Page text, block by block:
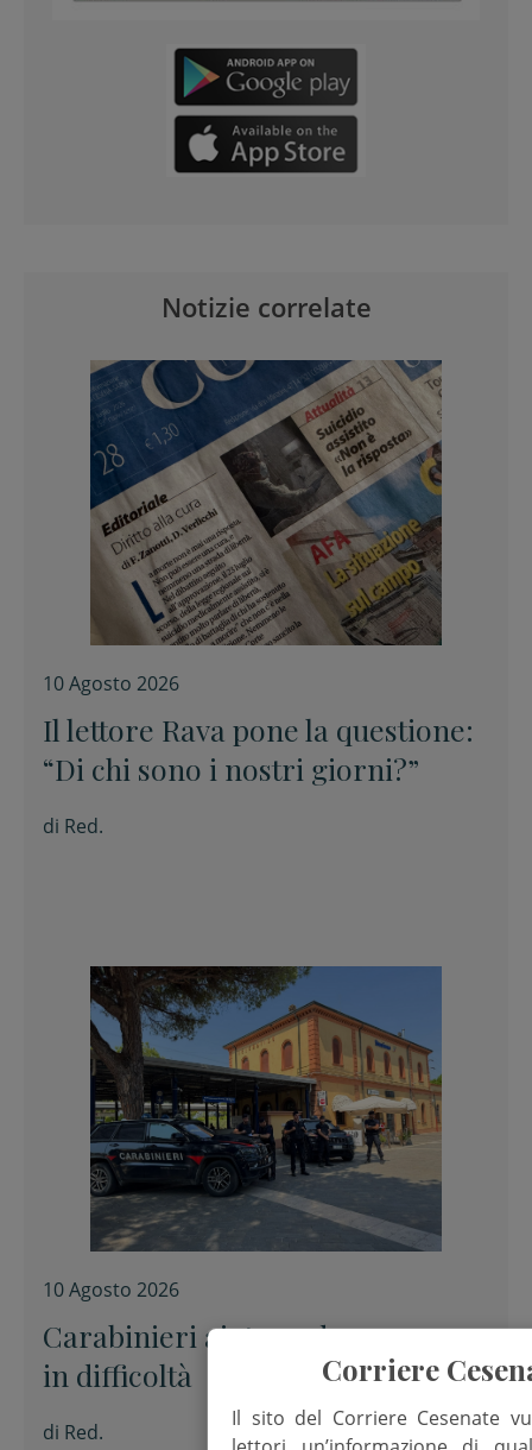
Notizie correlate
10 Agosto 2026
Il lettore Rava pone la questione:
“Di chi sono i nostri giorni?”
di Red.
10 Agosto 2026
Carabinieri aiutano due persone
in difficoltà
di Red.
Corriere
Il sito del Corriere Cesenate